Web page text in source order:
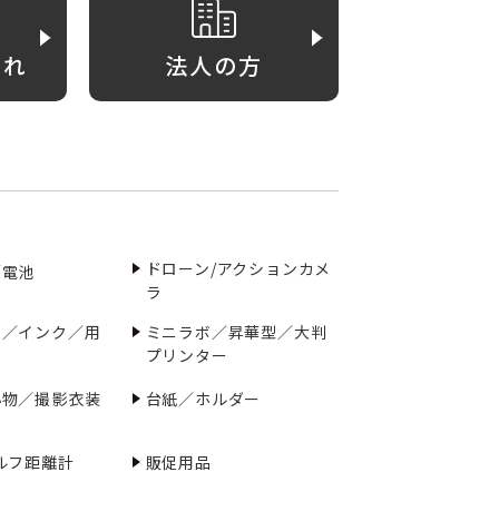
法人の方
池
ドローン/アクションカメ
ラ
インク／用
ミニラボ／昇華型／大判
プリンター
／撮影衣装
台紙／ホルダー
フ距離計 販促用品